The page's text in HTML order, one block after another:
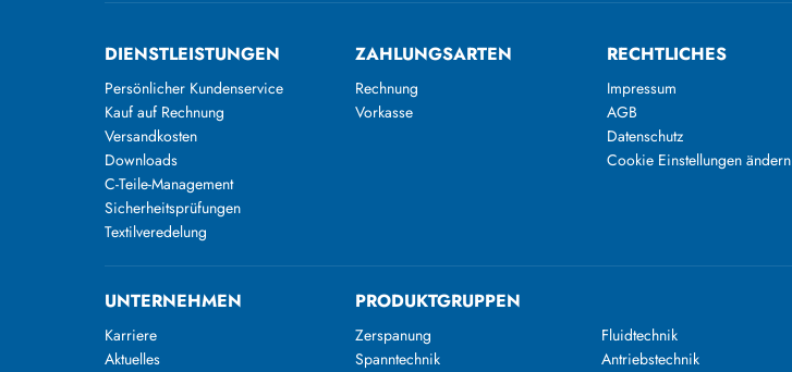
DIENSTLEISTUNGEN
Persönlicher Kundenservice
Kauf auf Rechnung
Versandkosten
Downloads
C-Teile-Management
Sicherheitsprüfungen
Textilveredelung
ZAHLUNGSARTEN
Rechnung
Vorkasse
RECHTLICHES
Impressum
AGB
Datenschutz
Cookie Einstellungen ändern
UNTERNEHMEN
Karriere
Aktuelles
PRODUKTGRUPPEN
Zerspanung
Spanntechnik
Fluidtechnik
Antriebstechnik